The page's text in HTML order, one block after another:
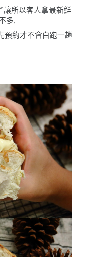
讓所以客人拿最新鮮
多,
預約才不會白跑一趟